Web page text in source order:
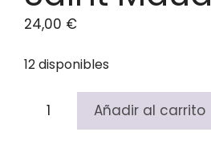
24,00 €
12 disponibles
Saint
Maud
Añadir al carrito